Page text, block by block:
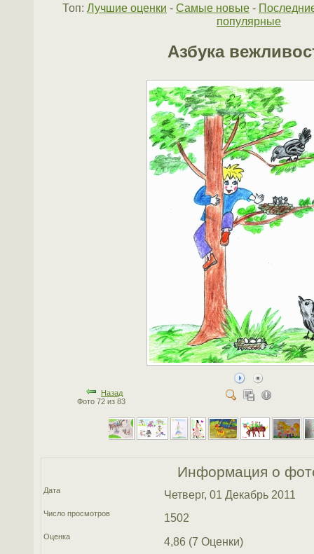
Топ: Лучшие оценки - Самые новые -
популярные
Азбука
Назад
Фото 72 из 83
Информация о
Дата Четверг, 01 Декабрь 2011
Число просмотров 1502
Оценка 4,86 (7 Оценки)